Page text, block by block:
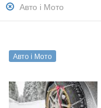
Зняти
фільтр:
Мото
Авто і Мото
Авто і Мото